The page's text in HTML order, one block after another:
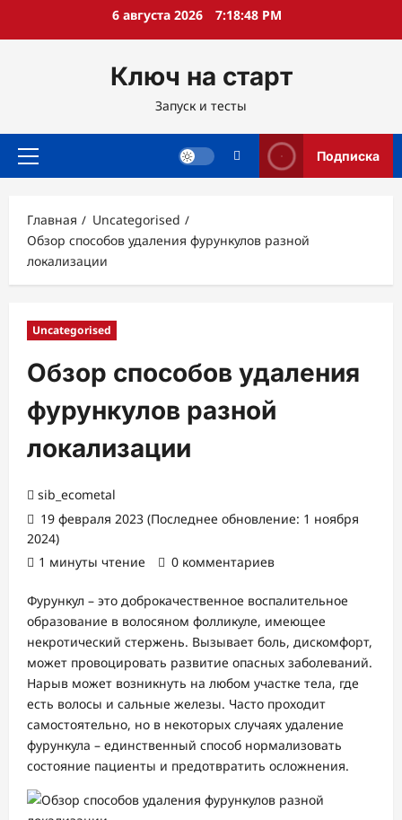
6 августа 2026 7:18:49 PM
Ключ на старт
Запуск и тесты
Основное
Подписка
Главная
Uncategorised
Обзор способов удаления фурункулов разной
локализации
Uncategorised
Обзор способов удаления
фурункулов разной
локализации
sib_ecometal
19 февраля 2023 (Последнее обновление: 1 ноября
2024)
1 минуты чтение
0 комментариев
Фурункул – это доброкачественное воспалительное
образование в волосяном фолликуле, имеющее
некротический стержень. Вызывает боль, дискомфорт,
может провоцировать развитие опасных заболеваний.
Нарыв может возникнуть на любом участке тела, где
есть волосы и сальные железы. Часто проходит
самостоятельно, но в некоторых случаях удаление
фурункула – единственный способ нормализовать
состояние пациенты и предотвратить осложнения.